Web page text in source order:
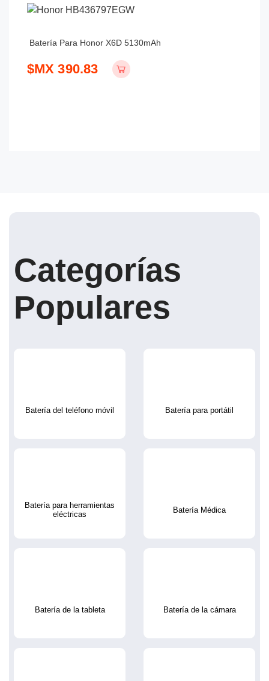
Batería Para Honor X6D 5130mAh
$MX 390.83
Categorías
Populares
Batería del teléfono móvil Batería para portátil
Batería para herramientas
eléctricas
Batería Médica
Batería de la tableta Batería de la cámara